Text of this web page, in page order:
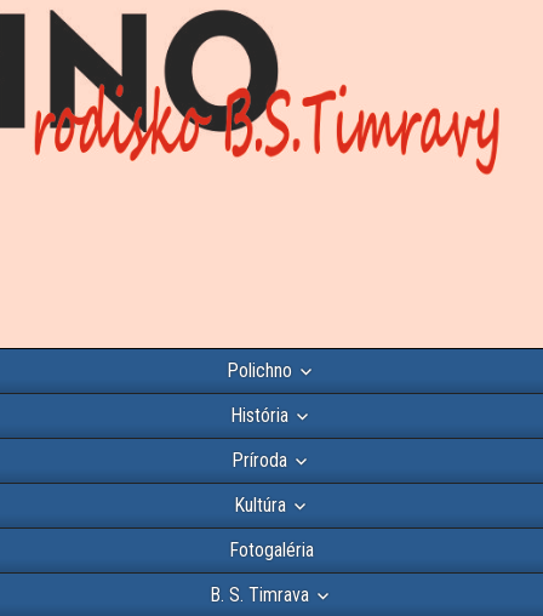
Polichno
História
Príroda
Kultúra
Fotogaléria
B. S. Timrava